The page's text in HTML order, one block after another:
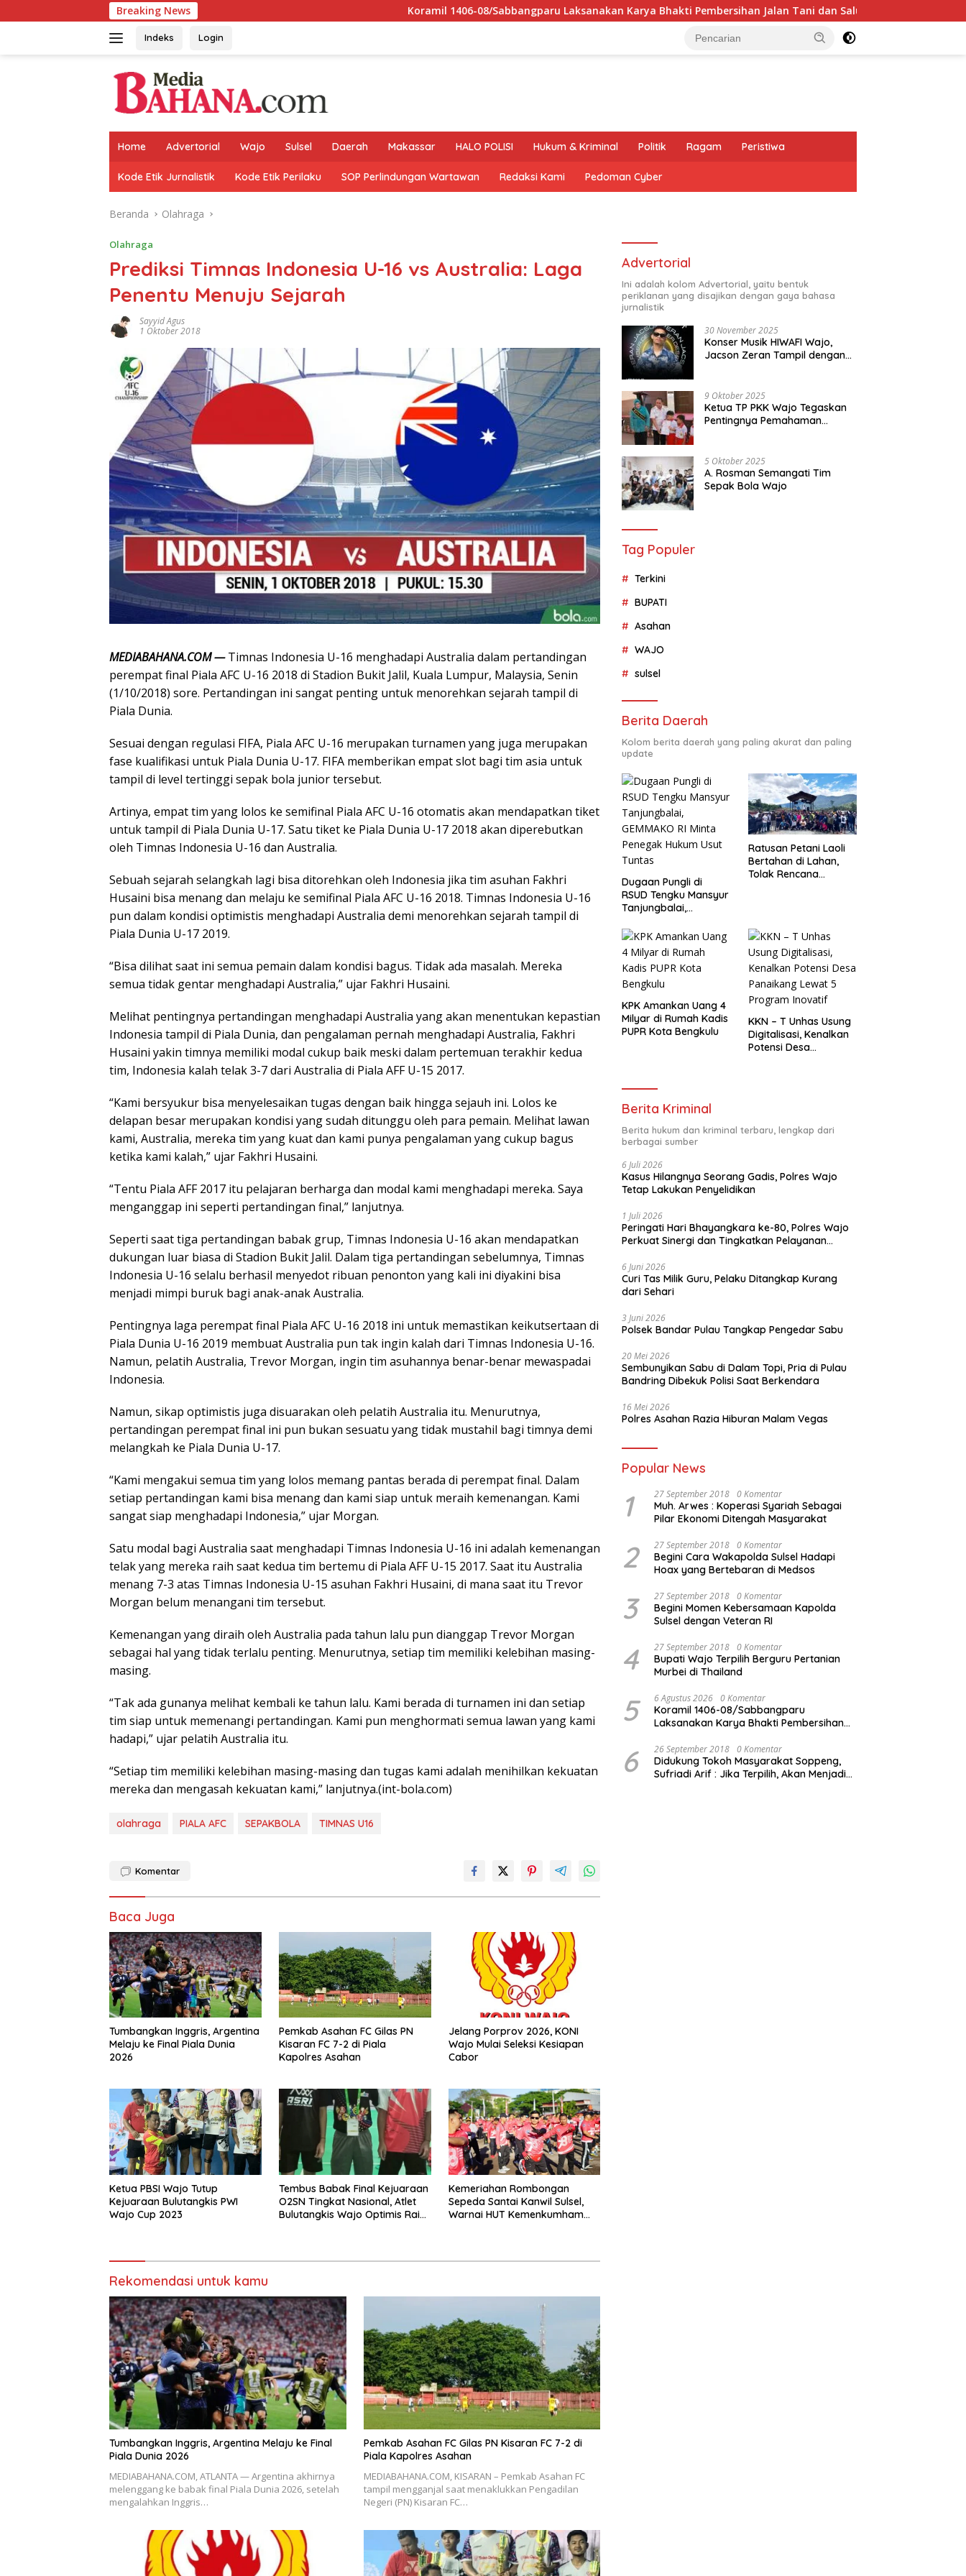
ke
Breaking News Koramil 1406-08/Sabbangparu Laksanakan Karya Bhakti Pembersihan Jalan Tani dan Saluran Irigasi
Indeks Login
Home Advertorial Wajo Sulsel Daerah Makassar HALO POLISI Hukum & Kriminal Politik Ragam Peristiwa
Kode Etik Jurnalistik Kode Etik Perilaku SOP Perlindungan Wartawan Redaksi Kami Pedoman Cyber
Beranda Olahraga
Olahraga
Prediksi Timnas Indonesia U-16 vs Australia: Laga
Penentu Menuju Sejarah
Sayyid Agus
1 Oktober 2018
MEDIABAHANA.COM —Timnas Indonesia U-16 menghadapi Australia dalam pertandingan
perempat final Piala AFC U-16 2018 di Stadion Bukit Jalil, Kuala Lumpur, Malaysia, Senin
(1/10/2018) sore. Pertandingan ini sangat penting untuk menorehkan sejarah tampil di
Piala Dunia.
Sesuai dengan regulasi FIFA, Piala AFC U-16 merupakan turnamen yang juga merupakan
fase kualifikasi untuk Piala Dunia U-17. FIFA memberikan empat slot bagi tim asia untuk
tampil di level tertinggi sepak bola junior tersebut.
Artinya, empat tim yang lolos ke semifinal Piala AFC U-16 otomatis akan mendapatkan tiket
untuk tampil di Piala Dunia U-17. Satu tiket ke Piala Dunia U-17 2018 akan diperebutkan
oleh Timnas Indonesia U-16 dan Australia.
Sebuah sejarah selangkah lagi bisa ditorehkan oleh Indonesia jika tim asuhan Fakhri
Husaini bisa menang dan melaju ke semifinal Piala AFC U-16 2018. Timnas Indonesia U-16
pun dalam kondisi optimistis menghadapi Australia demi menorehkan sejarah tampil di
Piala Dunia U-17 2019.
“Bisa dilihat saat ini semua pemain dalam kondisi bagus. Tidak ada masalah. Mereka
semua tidak gentar menghadapi Australia,” ujar Fakhri Husaini.
Melihat pentingnya pertandingan menghadapi Australia yang akan menentukan kepastian
Indonesia tampil di Piala Dunia, dan pengalaman pernah menghadapi Australia, Fakhri
Husaini yakin timnya memiliki modal cukup baik meski dalam pertemuan terakhir kedua
tim, Indonesia kalah telak 3-7 dari Australia di Piala AFF U-15 2017.
“Kami bersyukur bisa menyelesaikan tugas dengan baik hingga sejauh ini. Lolos ke
delapan besar merupakan kondisi yang sudah ditunggu oleh para pemain. Melihat lawan
kami, Australia, mereka tim yang kuat dan kami punya pengalaman yang cukup bagus
ketika kami kalah,” ujar Fakhri Husaini.
“Tentu Piala AFF 2017 itu pelajaran berharga dan modal kami menghadapi mereka. Saya
menganggap ini seperti pertandingan final,” lanjutnya.
Seperti saat tiga pertandingan babak grup, Timnas Indonesia U-16 akan mendapatkan
dukungan luar biasa di Stadion Bukit Jalil. Dalam tiga pertandingan sebelumnya, Timnas
Indonesia U-16 selalu berhasil menyedot ribuan penonton yang kali ini diyakini bisa
menjadi mimpi buruk bagi anak-anak Australia.
Pentingnya laga perempat final Piala AFC U-16 2018 ini untuk memastikan keikutsertaan di
Piala Dunia U-16 2019 membuat Australia pun tak ingin kalah dari Timnas Indonesia U-16.
Namun, pelatih Australia, Trevor Morgan, ingin tim asuhannya benar-benar mewaspadai
Indonesia.
Namun, sikap optimistis juga disuarakan oleh pelatih Australia itu. Menurutnya,
pertandingan perempat final ini pun bukan sesuatu yang tidak mustahil bagi timnya demi
melangkah ke Piala Dunia U-17.
“Kami mengakui semua tim yang lolos memang pantas berada di perempat final. Dalam
setiap pertandingan kami bisa menang dan kami siap untuk meraih kemenangan. Kami
sangat siap menghadapi Indonesia,” ujar Morgan.
Satu modal bagi Australia saat menghadapi Timnas Indonesia U-16 ini adalah kemenangan
telak yang mereka raih saat kedua tim bertemu di Piala AFF U-15 2017. Saat itu Australia
menang 7-3 atas Timnas Indonesia U-15 asuhan Fakhri Husaini, di mana saat itu Trevor
Morgan belum menangani tim tersebut.
Kemenangan yang diraih oleh Australia pada tahun lalu pun dianggap Trevor Morgan
sebagai hal yang tidak terlalu penting. Menurutnya, setiap tim memiliki kelebihan masing-
masing.
“Tak ada gunanya melihat kembali ke tahun lalu. Kami berada di turnamen ini dan setiap
tim siap untuk memenangi pertandingan. Kami pun menghormati semua lawan yang kami
hadapi,” ujar pelatih Australia itu.
“Setiap tim memiliki kelebihan masing-masing dan tugas kami adalah menihilkan kekuatan
mereka dan mengasah kekuatan kami,” lanjutnya.(int-bola.com)
olahraga PIALA AFC SEPAKBOLA TIMNAS U16
Komentar
Baca Juga
Tumbangkan Inggris, Argentina
Melaju ke Final Piala Dunia
2026
Pemkab Asahan FC Gilas PN
Kisaran FC 7-2 di Piala
Kapolres Asahan
Jelang Porprov 2026, KONI
Wajo Mulai Seleksi Kesiapan
Cabor
Ketua PBSI Wajo Tutup
Kejuaraan Bulutangkis PWI
Wajo Cup 2023
Tembus Babak Final Kejuaraan
O2SN Tingkat Nasional, Atlet
Bulutangkis Wajo Optimis Raih
Kemeriahan Rombongan
Sepeda Santai Kanwil Sulsel,
Warnai HUT Kemenkumham
Rekomendasi untuk kamu
Tumbangkan Inggris, Argentina Melaju ke Final
Piala Dunia 2026
MEDIABAHANA.COM, ATLANTA — Argentina akhirnya
melenggang ke babak final Piala Dunia 2026, setelah
mengalahkan Inggris…
Pemkab Asahan FC Gilas PN Kisaran FC 7-2 di
Piala Kapolres Asahan
MEDIABAHANA.COM, KISARAN – Pemkab Asahan FC
tampil mengganjal saat menaklukkan Pengadilan
Negeri (PN) Kisaran FC…
Advertorial
Ini adalah kolom Advertorial, yaitu bentuk
periklanan yang disajikan dengan gaya bahasa
jurnalistik
30 November 2025
Konser Musik HIWAFI Wajo,
Jacson Zeran Tampil dengan
9 Oktober 2025
Ketua TP PKK Wajo Tegaskan
Pentingnya Pemahaman
5 Oktober 2025
A. Rosman Semangati Tim
Sepak Bola Wajo
Tag Populer
Terkini
BUPATI
Asahan
WAJO
sulsel
Berita Daerah
Kolom berita daerah yang paling akurat dan paling
update
Dugaan Pungli di
RSUD Tengku Mansyur
Tanjungbalai,
Penegak Hukum Usut
Tuntas
Ratusan Petani Laoli
Bertahan di Lahan,
Tolak Rencana
KPK Amankan Uang 4
Milyar di Rumah Kadis
PUPR Kota Bengkulu
KKN – T Unhas Usung
Digitalisasi, Kenalkan
Potensi Desa
Berita Kriminal
Berita hukum dan kriminal terbaru, lengkap dari
berbagai sumber
6 Juli 2026
Kasus Hilangnya Seorang Gadis, Polres Wajo
Tetap Lakukan Penyelidikan
1 Juli 2026
Peringati Hari Bhayangkara ke-80, Polres Wajo
Perkuat Sinergi dan Tingkatkan Pelayanan
6 Juni 2026
Curi Tas Milik Guru, Pelaku Ditangkap Kurang
dari Sehari
3 Juni 2026
Polsek Bandar Pulau Tangkap Pengedar Sabu
20 Mei 2026
Sembunyikan Sabu di Dalam Topi, Pria di Pulau
Bandring Dibekuk Polisi Saat Berkendara
16 Mei 2026
Polres Asahan Razia Hiburan Malam Vegas
Popular News
1 27 September 2018 0 Komentar
Muh. Arwes : Koperasi Syariah Sebagai
Pilar Ekonomi Ditengah Masyarakat
2 27 September 2018 0 Komentar
Begini Cara Wakapolda Sulsel Hadapi
Hoax yang Bertebaran di Medsos
3 27 September 2018 0 Komentar
Begini Momen Kebersamaan Kapolda
Sulsel dengan Veteran RI
4 27 September 2018 0 Komentar
Bupati Wajo Terpilih Berguru Pertanian
Murbei di Thailand
5 6 Agustus 2026 0 Komentar
Koramil 1406-08/Sabbangparu
Laksanakan Karya Bhakti Pembersihan
6 26 September 2018 0 Komentar
Didukung Tokoh Masyarakat Soppeng,
Sufriadi Arif : Jika Terpilih, Akan Menjadi